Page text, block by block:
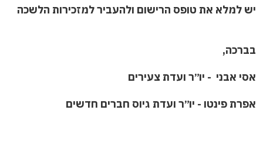
יש למלא את טופס הרישום ולהעביר למזכירות הלשכה
בברכה,
אסי אבני - יו״ר ועדת צעירים
אפרת פינטו - יו״ר ועדת גיוס חברים חדשים